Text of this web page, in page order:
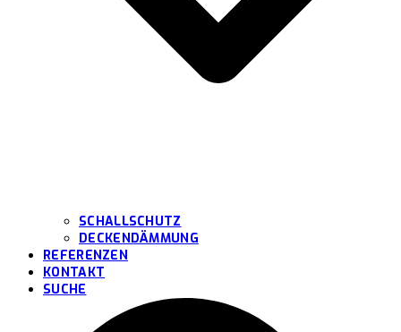
SCHALLSCHUTZ
DECKENDÄMMUNG
REFERENZEN
KONTAKT
SUCHE